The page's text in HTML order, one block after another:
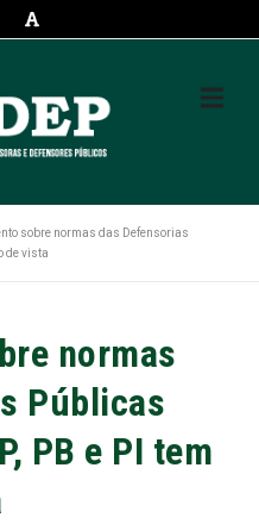
sobre normas das Defensorias
de vista
normas
Públicas
PB e PI tem